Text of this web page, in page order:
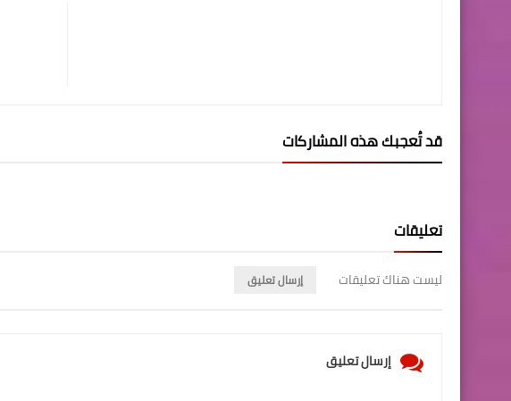
قد تُعجبك هذه المشاركات
تعليقات
ليست هناك تعليقات إرسال تعليق
إرسال تعليق